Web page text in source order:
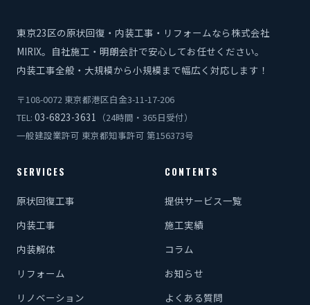
東京23区の原状回復・内装工事・リフォームなら株式会社
MIRIX。自社施工・明朗会計で安心してお任せください。
内装工事全般・大規模から小規模まで幅広く対応します！
〒108-0072 東京都港区白金3-11-17-206
TEL: 03-6823-3631
（24時間・365日受付）
一般建設業許可 東京都知事許可 第156373号
SERVICES
原状回復工事
内装工事
内装解体
リフォーム
リノベーション
CONTENTS
提供サービス一覧
施工実績
コラム
お知らせ
よくある質問